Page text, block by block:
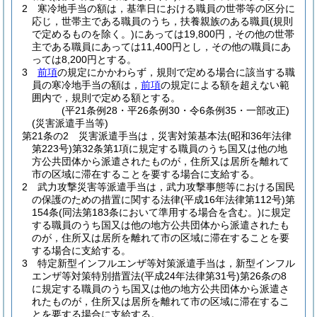
2
寒冷地手当の額は，基準日における職員の世帯等の区分に
応じ，世帯主である職員のうち，扶養親族のある職員(規則
で定めるものを除く。)にあっては19,800円，その他の世帯
主である職員にあっては11,400円とし，その他の職員にあ
っては8,200円とする。
3
前項の規定にかかわらず，規則で定める場合に該当する職
員の寒冷地手当の額は， 前項の規定による額を超えない範
囲内で，規則で定める額とする。
(平21条例28・平26条例30・令6条例35・一部改正)
(災害派遣手当等)
第21条の2
災害派遣手当は，災害対策基本法(昭和36年法律
第223号)第32条第1項に規定する職員のうち国又は他の地
方公共団体から派遣されたものが，住所又は居所を離れて
市の区域に滞在することを要する場合に支給する。
2
武力攻撃災害等派遣手当は，武力攻撃事態等における国民
の保護のための措置に関する法律(平成16年法律第112号)第
154条(同法第183条において準用する場合を含む。)に規定
する職員のうち国又は他の地方公共団体から派遣されたも
のが，住所又は居所を離れて市の区域に滞在することを要
する場合に支給する。
3
特定新型インフルエンザ等対策派遣手当は，新型インフル
エンザ等対策特別措置法(平成24年法律第31号)第26条の8
に規定する職員のうち国又は他の地方公共団体から派遣さ
れたものが，住所又は居所を離れて市の区域に滞在するこ
とを要する場合に支給する。